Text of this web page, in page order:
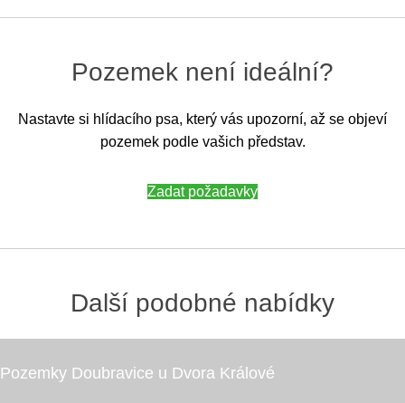
Pozemek není ideální?
Nastavte si hlídacího psa, který vás upozorní, až se objeví
pozemek podle vašich představ.
Zadat požadavky
Další podobné nabídky
Pozemky Doubravice u Dvora Králové